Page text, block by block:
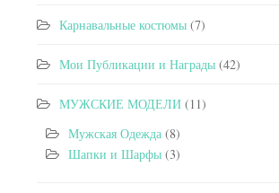
Карнавальные костюмы (7)
Мои Публикации и Награды (42)
МУЖСКИЕ МОДЕЛИ (11)
Мужская Одежда (8)
Шапки и Шарфы (3)